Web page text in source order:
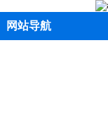
网站导航